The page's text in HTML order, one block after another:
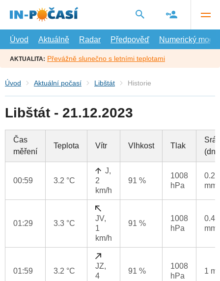
hlavní
Úvod
Aktuálně Radar Předpověď Numerický model
AKTUALITA: Převážně slunečno s letními teplotami
Úvod Aktuální počasí Libštát Historie
Libštát - 21.12.2023
Čas
měření
Teplota Vítr Vlhkost Tlak
00:59 3.2 °C
J,
2
km/h
91 %
1008
hPa
0.2
mm
01:29 3.3 °C
JV,
1
km/h
91 %
1008
hPa
0.4
mm
01:59 3.2 °C
JZ,
4
91 %
1008
hPa
1